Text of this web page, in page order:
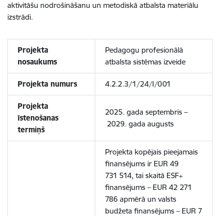
aktivitāšu nodrošināšanu un metodiskā atbalsta materiālu
izstrādi.
Projekta
nosaukums
Pedagogu profesionālā
atbalsta sistēmas izveide
Projekta numurs 4.2.2.3/1/24/I/001
Projekta
īstenošanas
termiņš
2025. gada septembris –
2029. gada augusts
Projekta kopējais pieejamais
finansējums ir EUR 49
731 514, tai skaitā ESF+
finansējums – EUR 42 271
786 apmērā un valsts
budžeta finansējums – EUR 7